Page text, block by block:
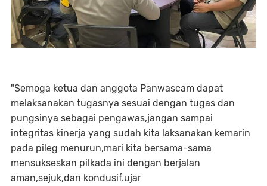
"Semoga ketua dan anggota Panwascam dapat
melaksanakan tugasnya sesuai dengan tugas dan
pungsinya sebagai pengawas,jangan sampai
integritas kinerja yang sudah kita laksanakan kemarin
pada pileg menurun,mari kita bersama-sama
mensukseskan pilkada ini dengan berjalan
aman,sejuk,dan kondusif.ujar